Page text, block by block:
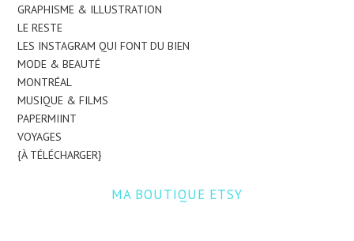
GRAPHISME & ILLUSTRATION
LE RESTE
LES INSTAGRAM QUI FONT DU BIEN
MODE & BEAUTÉ
MONTRÉAL
MUSIQUE & FILMS
PAPERMIINT
VOYAGES
{À TÉLÉCHARGER}
MA BOUTIQUE ETSY